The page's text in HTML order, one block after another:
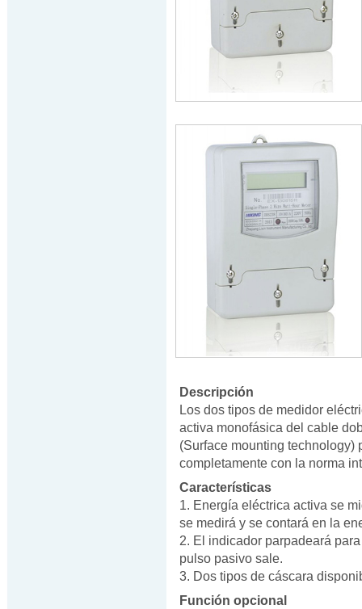
Descripción
Los dos tipos de medidor
activa monofásica del cable
(Surface mounting technology)
completamente con la norma
Características
1. Energía eléctrica activa se
se medirá y se contará en la
2. El indicador parpadeará
pulso pasivo sale.
3. Dos tipos de cáscara
Función opcional